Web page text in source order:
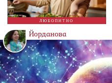
ЛЮБОПИТНО
Йорданова